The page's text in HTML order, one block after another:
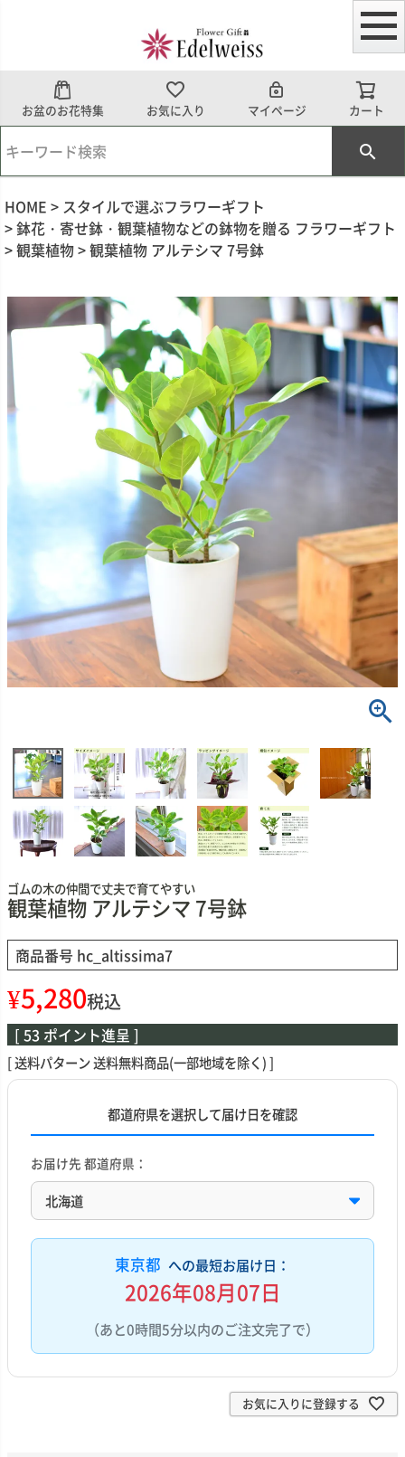
お盆のお花特集 お気に入り マイページ カート
HOME
スタイルで選ぶフラワーギフト
鉢花・寄せ鉢・観葉植物などの鉢物を贈る フラワーギフト
観葉植物
観葉植物 アルテシマ 7号鉢
ゴムの木の仲間で丈夫で育てやすい
観葉植物 アルテシマ 7号鉢
商品番号 hc_altissima7
¥5,280税込
[ 53 ポイント進呈 ]
送料パターン送料無料商品(一部地域を除く)
都道府県を選択して届け日を確認
お届け先 都道府県：
東京都 への最短お届け日：
2026年08月07日
（あと0時間5分以内のご注文完了で）
お気に入りに登録する